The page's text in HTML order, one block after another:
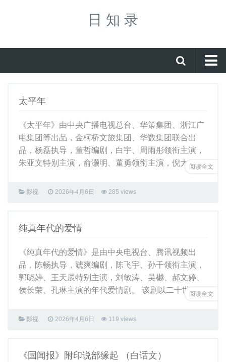
日 知 录
国学
经典
国史
三国
三国地图
其他
日语
标日初级上册
标日初级下册
太平年
《太平年》由中央广播电视总台、华策集团、浙江广
电集团等出品，金柯桥文旅集团、华数集团联合出
品，杨磊执导，董哲编剧，白宇、周雨彤领衔主演，
朱亚文特别主演，俞灏明、董勇领衔主演，倪大红 ...
影视 2026年4月6日 285 views
阅读全文
纯真年代的爱情
《纯真年代的爱情》是由中央电视台、腾讯视频出
品，陈畅执导，虢爽编剧，陈飞宇、孙千领衔主演，
郭晓婷、王天辰特别主演，刘敏涛、吴樾、郝文婷、
侯长荣、孔琳主演的年代爱情剧。 该剧以二十世 ...
影视 2026年4月6日 119 views
阅读全文
《国闻报》附印说部缘起 （白话文）